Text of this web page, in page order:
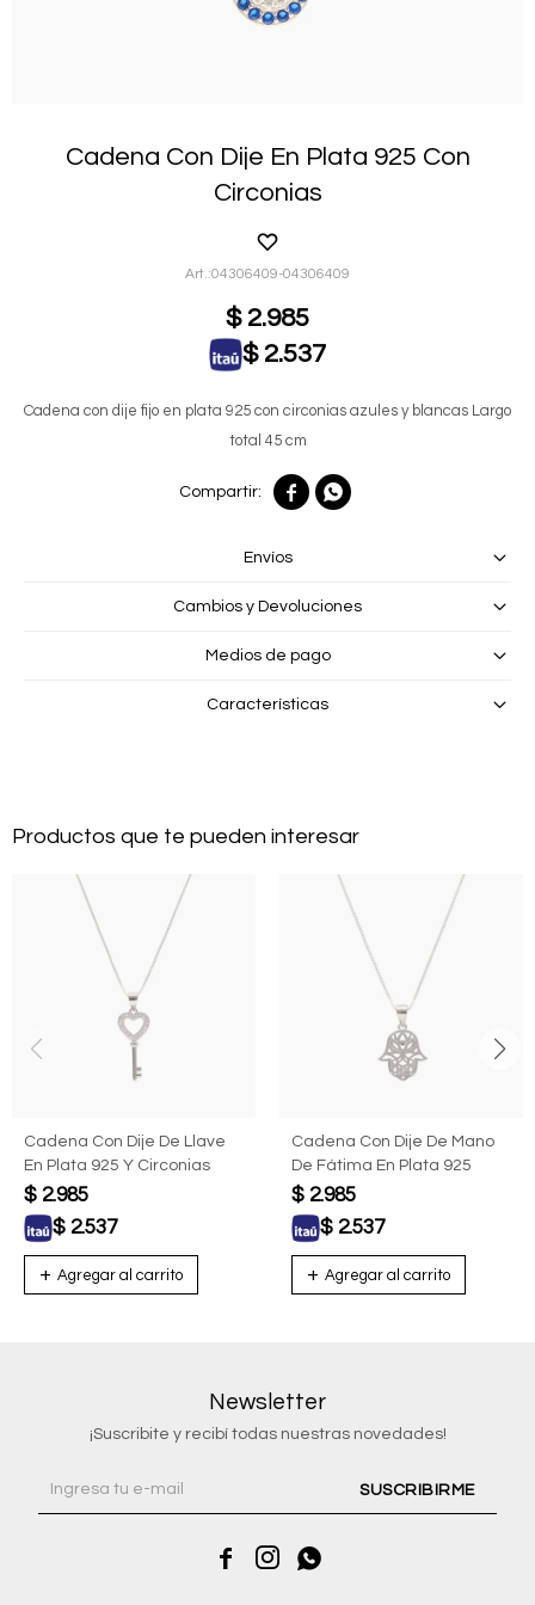
Cadena Con Dije En Plata 925 Con
Circonias
04306409-04306409
$ 2.985
$ 2.537
Cadena con dije fijo en plata 925 con circonias azules y blancas Largo
total 45 cm
 
Envíos
Cambios y Devoluciones
Medios de pago
Características
Productos que te pueden interesar
Cadena Con Dije De Llave
En Plata 925 Y Circonias
$ 2.985
$ 2.537
Cadena Con Dije De Mano
De Fátima En Plata 925
$ 2.985
$ 2.537
Newsletter
¡Suscribite y recibí todas nuestras novedades!
SUSCRIBIRME
  